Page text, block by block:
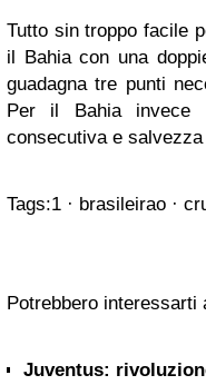
Tutto sin troppo facile
il Bahia con una
guadagna tre punti
Per il Bahia invece
consecutiva e
Tags:1 · brasileirao ·
Potrebbero interessarti
Juventus: